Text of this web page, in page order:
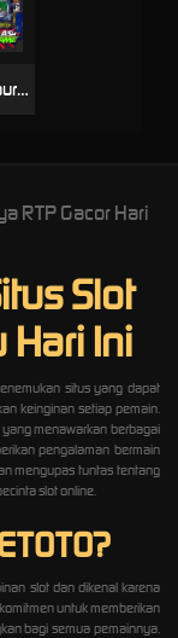
Outsourced: Slash Game
RTP Gacor Hari
Slot
Hari Ini
situs yang dapat
keinginan setiap pemain.
menawarkan berbagai
pengalaman bermain
mengupas tuntas tentang
slot online.
slot dan dikenal karena
untuk memberikan
bagi semua pemainnya.